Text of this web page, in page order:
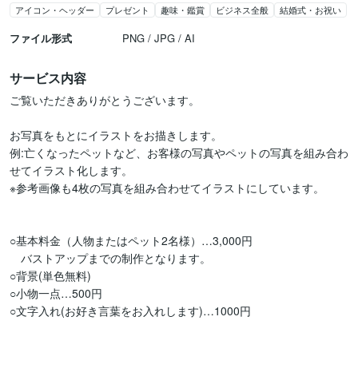
アイコン・ヘッダー プレゼント 趣味・鑑賞 ビジネス全般 結婚式・お祝い
ファイル形式 PNG / JPG / AI
サービス内容
ご覧いただきありがとうございます。
お写真をもとにイラストをお描きします。
例:亡くなったペットなど、お客様の写真やペットの写真を組み合わ
せてイラスト化します。
※参考画像も4枚の写真を組み合わせてイラストにしています。
○基本料金（人物またはペット2名様）…3,000円
バストアップまでの制作となります。
○背景(単色無料)
○小物一点…500円
○文字入れ(お好き言葉をお入れします)…1000円